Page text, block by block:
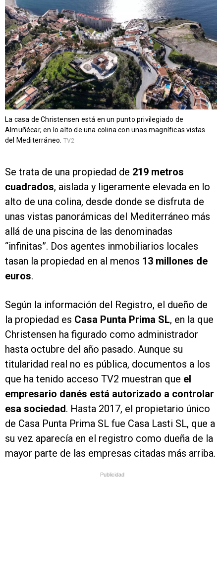
La casa de Christensen está en un punto privilegiado de
Almuñécar, en lo alto de una colina con unas magníficas vistas
del Mediterráneo. TV2
Se trata de una propiedad de 219 metros
cuadrados, aislada y ligeramente elevada en lo
alto de una colina, desde donde se disfruta de
unas vistas panorámicas del Mediterráneo más
allá de una piscina de las denominadas
“infinitas”. Dos agentes inmobiliarios locales
tasan la propiedad en al menos 13 millones de
euros.
Según la información del Registro, el dueño de
la propiedad es Casa Punta Prima SL, en la que
Christensen ha figurado como administrador
hasta octubre del año pasado. Aunque su
titularidad real no es pública, documentos a los
que ha tenido acceso TV2 muestran que el
empresario danés está autorizado a controlar
esa sociedad. Hasta 2017, el propietario único
de Casa Punta Prima SL fue Casa Lasti SL, que a
su vez aparecía en el registro como dueña de la
mayor parte de las empresas citadas más arriba.
Publicidad